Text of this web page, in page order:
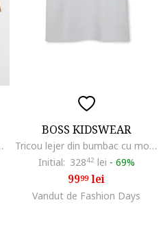
Maro camel
BOSS KIDSWEAR
Tricou lejer din bumbac cu model uni, Gri deschis
Initial: 32842 lei - 69%
9999lei
Vandut de Fashion Days